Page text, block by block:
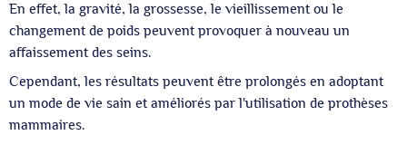
En effet, la gravité, la grossesse, le vieillissement ou le
changement de poids peuvent provoquer à nouveau un
affaissement des seins.
Cependant, les résultats peuvent être prolongés en adoptant
un mode de vie sain et améliorés par l'utilisation de prothèses
mammaires.